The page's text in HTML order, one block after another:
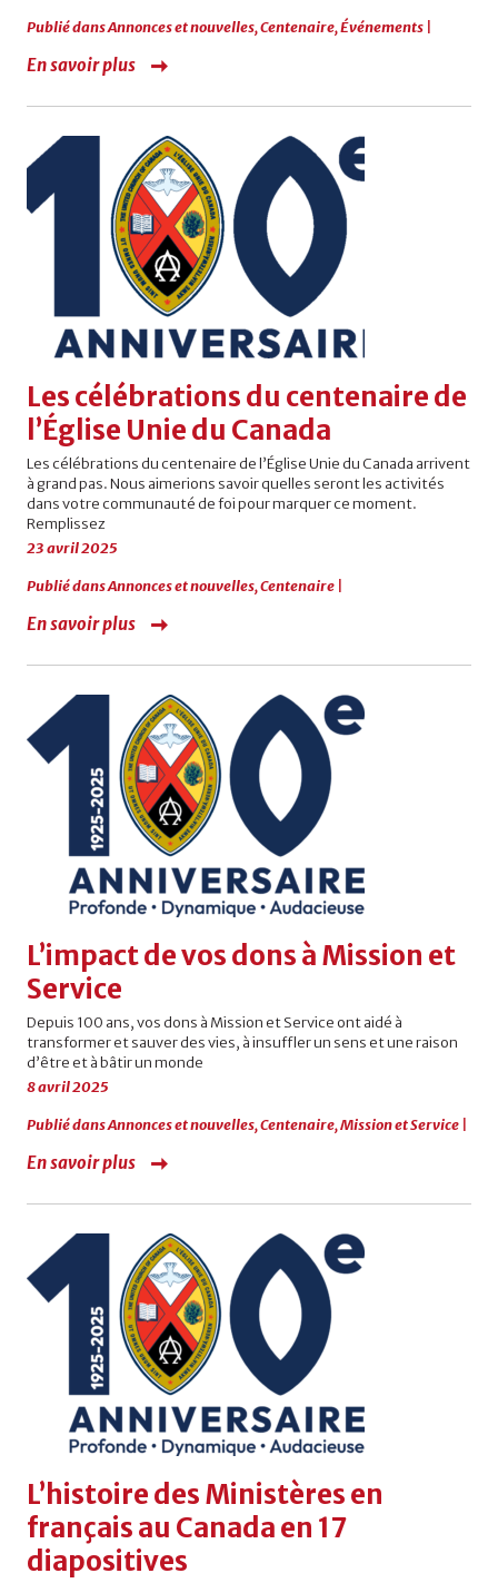
Publié dansAnnonces et nouvelles,Centenaire,Événements
En savoir plus
Les célébrations du centenaire de
l’Église Unie du Canada
Les célébrations du centenaire de l’Église Unie du Canada arrivent
à grand pas. Nous aimerions savoir quelles seront les activités
dans votre communauté de foi pour marquer ce moment.
Remplissez
23 avril 2025
Publié dansAnnonces et nouvelles,Centenaire
En savoir plus
L’impact de vos dons à Mission et
Service
Depuis 100 ans, vos dons à Mission et Service ont aidé à
transformer et sauver des vies, à insuffler un sens et une raison
d’être et à bâtir un monde
8 avril 2025
Publié dansAnnonces et nouvelles,Centenaire,Mission et Service
En savoir plus
L’histoire des Ministères en
français au Canada en 17
diapositives